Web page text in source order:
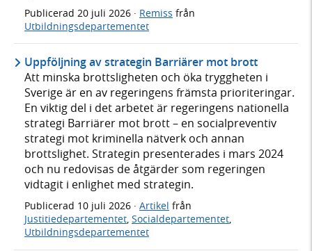
Publicerad 20 juli 2026 · Remiss från
Utbildningsdepartementet
Uppföljning av strategin Barriärer mot brott
Att minska brottsligheten och öka tryggheten i
Sverige är en av regeringens främsta prioriteringar.
En viktig del i det arbetet är regeringens nationella
strategi Barriärer mot brott – en socialpreventiv
strategi mot kriminella nätverk och annan
brottslighet. Strategin presenterades i mars 2024
och nu redovisas de åtgärder som regeringen
vidtagit i enlighet med strategin.
Publicerad 10 juli 2026 · Artikel från
Justitiedepartementet, Socialdepartementet,
Utbildningsdepartementet